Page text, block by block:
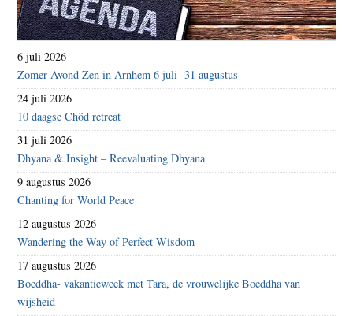
6 juli 2026
Zomer Avond Zen in Arnhem 6 juli -31 augustus
24 juli 2026
10 daagse Chöd retreat
31 juli 2026
Dhyana & Insight – Reevaluating Dhyana
9 augustus 2026
Chanting for World Peace
12 augustus 2026
Wandering the Way of Perfect Wisdom
17 augustus 2026
Boeddha- vakantieweek met Tara, de vrouwelijke Boeddha van
wijsheid